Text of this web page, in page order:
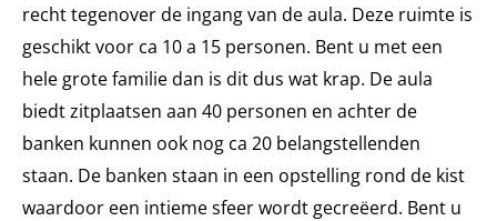
recht tegenover de ingang van de aula. Deze ruimte is
geschikt voor ca 10 a 15 personen. Bent u met een
hele grote familie dan is dit dus wat krap. De aula
biedt zitplaatsen aan 40 personen en achter de
banken kunnen ook nog ca 20 belangstellenden
staan. De banken staan in een opstelling rond de kist
waardoor een intieme sfeer wordt gecreëerd. Bent u